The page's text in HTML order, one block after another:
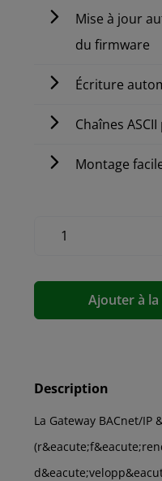
Mise à jour
du firmware
Écriture
Chaînes
Montage
Ajouter à
Description
La Gateway BACnet/IP